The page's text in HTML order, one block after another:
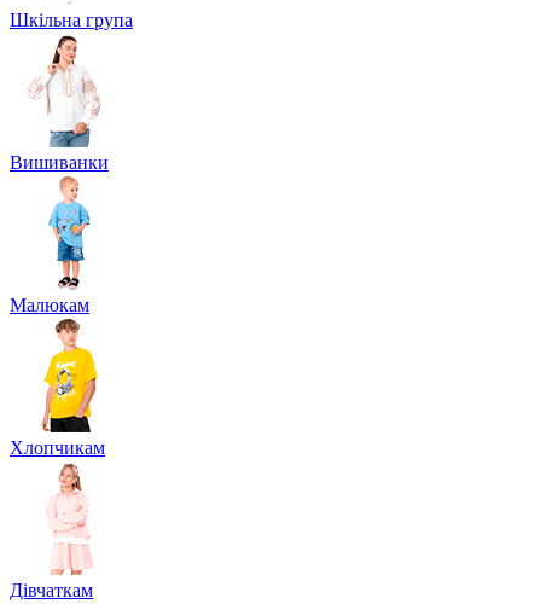
Шкільна група
Вишиванки
Малюкам
Хлопчикам
Дівчаткам